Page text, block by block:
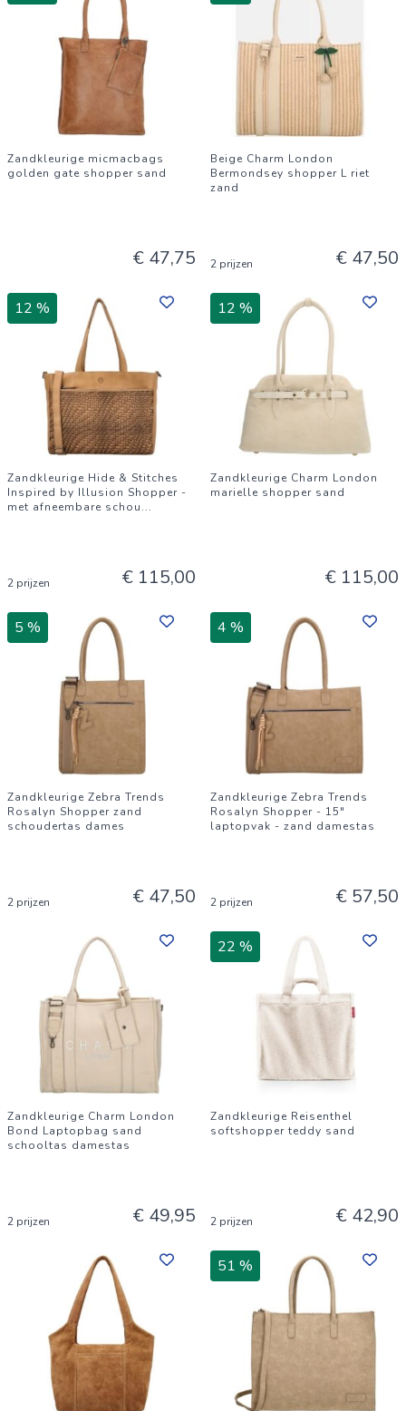
Zandkleurige micmacbags
golden gate shopper sand
€ 47,75
Beige Charm London
Bermondsey shopper L riet
zand
2 prijzen € 47,50
12 %
Zandkleurige Hide & Stitches
Inspired by Illusion Shopper -
met afneembare schou...
2 prijzen € 115,00
12 %
Zandkleurige Charm London
marielle shopper sand
€ 115,00
5 %
Zandkleurige Zebra Trends
Rosalyn Shopper zand
schoudertas dames
2 prijzen € 47,50
4 %
Zandkleurige Zebra Trends
Rosalyn Shopper - 15"
laptopvak - zand damestas
2 prijzen € 57,50
Zandkleurige Charm London
Bond Laptopbag sand
schooltas damestas
2 prijzen € 49,95
22 %
Zandkleurige Reisenthel
softshopper teddy sand
2 prijzen € 42,90
51 %